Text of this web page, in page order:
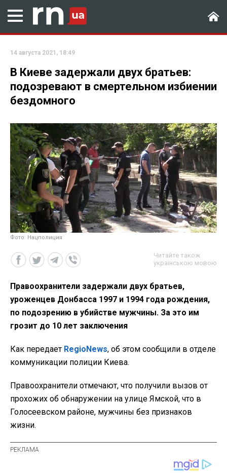
14 августа 2021, 18:49
В Киеве задержали двух братьев:
подозревают в смертельном избиении
бездомного
Фото: Нацполиция
Читайте також
українською мовою
Правоохранители задержали двух братьев,
уроженцев Донбасса 1997 и 1994 года рождения,
по подозрению в убийстве мужчины. За это им
грозит до 10 лет заключения
Как передает RegioNews, об этом сообщили в отделе
коммуникации полиции Киева.
Правоохранители отмечают, что получили вызов от
прохожих об обнаружении на улице Ямской, что в
Голосеевском районе, мужчины без признаков
жизни.